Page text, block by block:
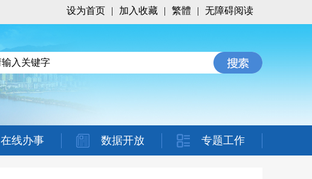
设为首页 | 加入收藏 | 繁體 | 无障碍阅读
在线办事 数据开放 专题工作